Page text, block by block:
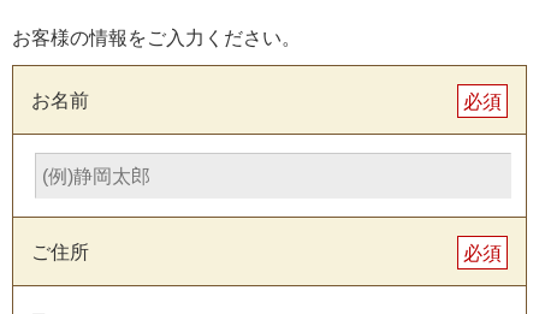
お客様の情報をご入力ください。
お名前 必須
ご住所 必須